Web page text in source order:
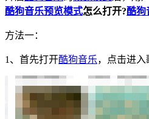
酷狗音乐预览模式怎么打开?酷狗
方法一：
1、首先打开酷狗音乐，点击进入